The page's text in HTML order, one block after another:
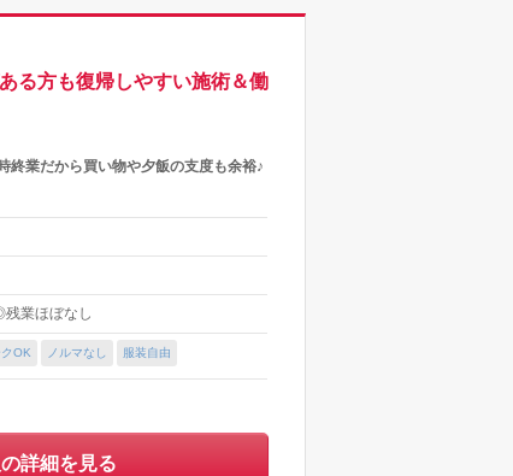
る方も復帰しやすい施術＆働
業だから買い物や夕飯の支度も余裕♪
業ほぼなし
OK ノルマなし 服装自由
詳細を見る